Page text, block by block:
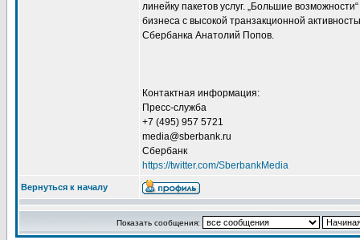
линейку пакетов услуг. „Большие
бизнеса с высокой транзакционной
Сбербанка Анатолий Попов.
Контактная информация:
Пресс-служба
+7 (495) 957 5721
media@sberbank.ru
Сбербанк
https://twitter.com/SberbankMedia
Вернуться к началу
Показать сообщения: